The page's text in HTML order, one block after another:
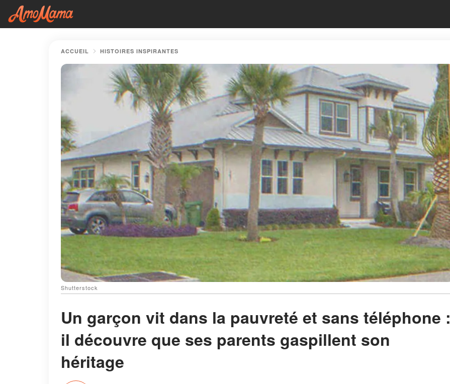
ACCUEIL HISTOIRES INSPIRANTES
Shutterstock
Un garçon vit dans la pauvreté et sans téléphone :
il découvre que ses parents gaspillent son
héritage